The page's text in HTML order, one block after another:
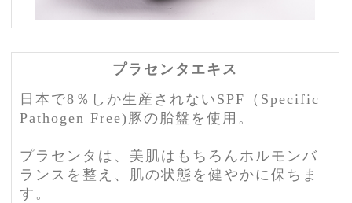
プラセンタエキス
日本で8％しか生産されないSPF（Specific
Pathogen Free)豚の胎盤を使用。
プラセンタは、美肌はもちろんホルモンバ
ランスを整え、肌の状態を健やかに保ちま
す。